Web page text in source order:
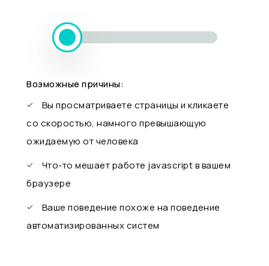
Возможные причины:
Вы просматриваете страницы и кликаете
со скоростью, намного превышающую
ожидаемую от человека
Что-то мешает работе javascript в вашем
браузере
Ваше поведение похоже на поведение
автоматизированных систем